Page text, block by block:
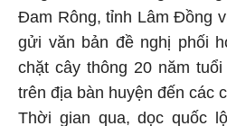
Đam Rông, tỉnh Lâm Đồng
gửi văn bản đề nghị phối
chặt cây thông 20 năm
trên địa bàn huyện đến các
Thời gian qua, dọc quốc